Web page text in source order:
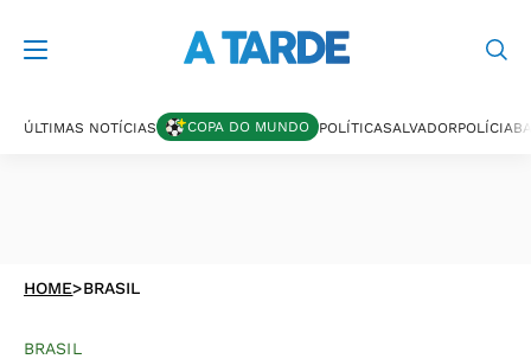
ÚLTIMAS NOTÍCIAS COPA DO MUNDO POLÍTICASALVADORPOLÍCIA
HOME>BRASIL
BRASIL